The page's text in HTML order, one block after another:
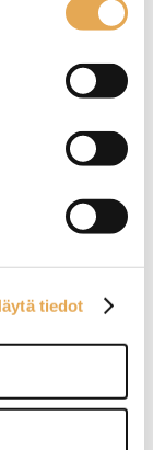
tiedot
erityisesti pizzan